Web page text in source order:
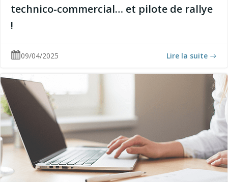
technico-commercial… et pilote de rallye
!
09/04/2025 Lire la suite